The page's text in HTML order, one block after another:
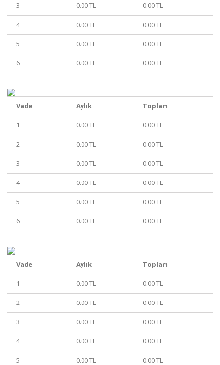
3 0.00 TL 0.00 TL
4 0.00 TL 0.00 TL
5 0.00 TL 0.00 TL
6 0.00 TL 0.00 TL
Vade Aylık Toplam
1 0.00 TL 0.00 TL
2 0.00 TL 0.00 TL
3 0.00 TL 0.00 TL
4 0.00 TL 0.00 TL
5 0.00 TL 0.00 TL
6 0.00 TL 0.00 TL
Vade Aylık Toplam
1 0.00 TL 0.00 TL
2 0.00 TL 0.00 TL
3 0.00 TL 0.00 TL
4 0.00 TL 0.00 TL
5 0.00 TL 0.00 TL